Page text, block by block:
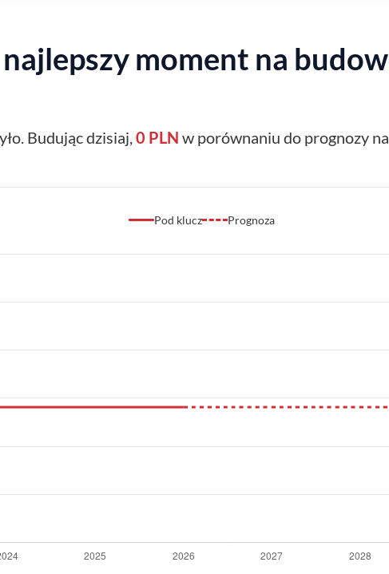
moment na
Budując dzisiaj,0 PLN w porównaniu do prognozy
Pod klucz Prognoza